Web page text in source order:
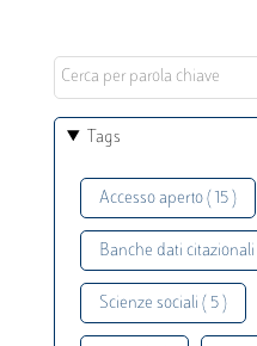
Tags
Accesso aperto ( 15 )
Banche dati citazionali
Scienze sociali ( 5 )